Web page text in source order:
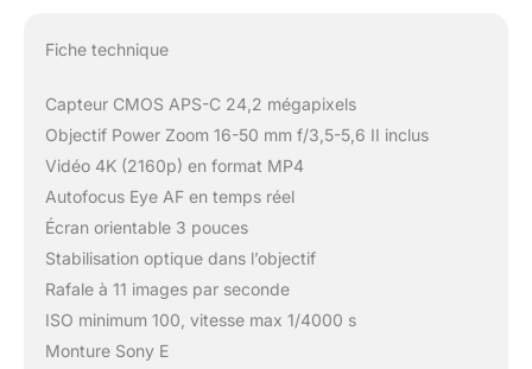
pouvez ensuite
transférer directement
des photos et des
vidéos et contrôler
smartphone.
CONTENU DE LA
LIVRAISON : boîtier ZV-
Fiche technique
Capteur CMOS APS-C 24,2 mégapixels
Objectif Power Zoom 16-50 mm f/3,5-5,6 II inclus
Vidéo 4K (2160p) en format MP4
Autofocus Eye AF en temps réel
Écran orientable 3 pouces
Stabilisation optique dans l’objectif
Rafale à 11 images par seconde
ISO minimum 100, vitesse max 1/4000 s
Monture Sony E